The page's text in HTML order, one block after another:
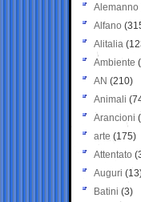
Alemanno
Alfano
Alitalia
Ambiente
AN (210)
Animali
Arancioni
arte (175)
Attentato
Auguri
Batini (3)